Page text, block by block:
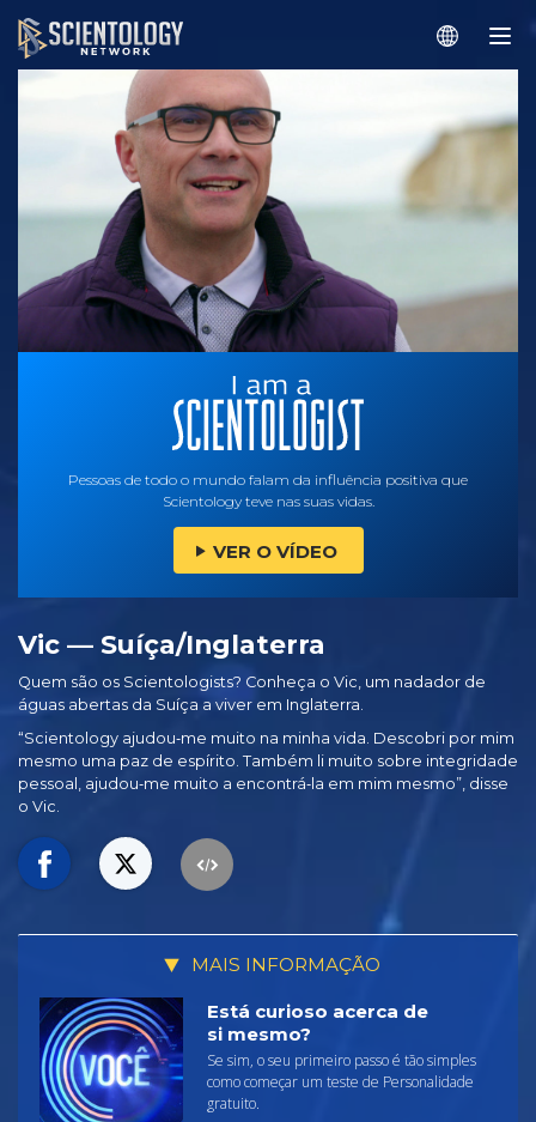
Pessoas de todo o mundo falam da influência positiva que
Scientology teve nas suas vidas.
VER O VÍDEO
Vic — Suíça/Inglaterra
Quem são os Scientologists? Conheça o Vic, um nadador de
águas abertas da Suíça a viver em Inglaterra.
“Scientology ajudou‑me muito na minha vida. Descobri por mim
mesmo uma paz de espírito. Também li muito sobre integridade
pessoal, ajudou‑me muito a encontrá‑la em mim mesmo”, disse
o Vic.
MAIS INFORMAÇÃO
Está curioso acerca de
si mesmo?
Se sim, o seu primeiro passo é tão simples
como começar um teste de Personalidade
gratuito.